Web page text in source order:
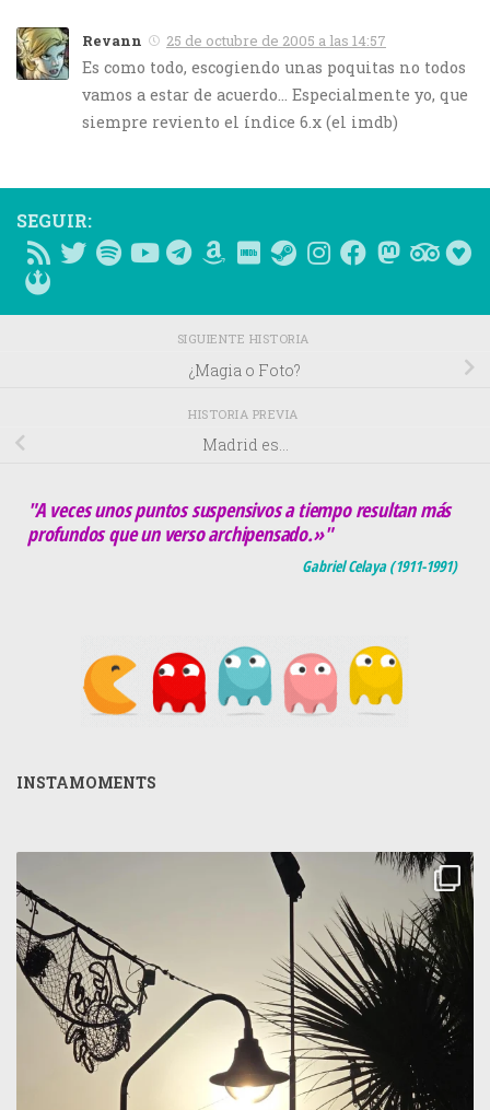
Revann 25 de octubre de 2005 a las 14:57
Es como todo, escogiendo unas poquitas no todos
vamos a estar de acuerdo… Especialmente yo, que
siempre reviento el índice 6.x (el imdb)
SEGUIR:
SIGUIENTE HISTORIA
¿Magia o Foto?
HISTORIA PREVIA
Madrid es…
"A veces unos puntos suspensivos a tiempo resultan más
profundos que un verso archipensado.»"
Gabriel Celaya (1911-1991)
INSTAMOMENTS